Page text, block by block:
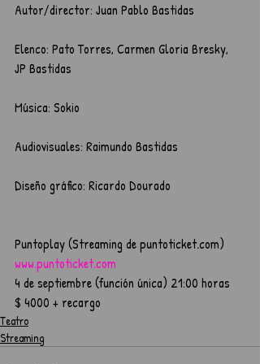
Autor/director: Juan Pablo Bastidas
Elenco: Pato Torres, Carmen Gloria Bresky,
JP Bastidas
Música: Sokio
Audiovisuales: Raimundo Bastidas
Diseño gráfico: Ricardo Dourado
Puntoplay (Streaming de puntoticket.com)
www.puntoticket.com
4 de septiembre (función única) 21:00 horas
$ 4000 + recargo
Teatro
Streaming